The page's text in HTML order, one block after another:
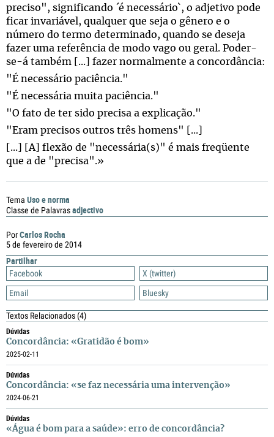
PorCarlos Rocha
5 de fevereiro de 2014
Partilhar
Facebook
X (twitter)
Email
Bluesky
Textos Relacionados(4)
Dúvidas
Concordância: «Gratidão é bom»
2025-02-11
Dúvidas
Concordância: «se faz necessária uma intervenção»
2024-06-21
Dúvidas
«Água é bom para a saúde»: erro de concordância?
preciso", significando ´é necessário`, o adjetivo pode
ficar invariável, qualquer que seja o gênero e o
número do termo determinado, quando se deseja
fazer uma referência de modo vago ou geral. Poder-
se-á também [...] fazer normalmente a concordância:
"É necessário paciência."
"É necessária muita paciência."
"O fato de ter sido precisa a explicação."
"Eram precisos outros três homens" [...]
[...] [A] flexão de "necessária(s)" é mais freqüente
que a de "precisa".»
Tema Uso e norma
Classe de Palavrasadjectivo